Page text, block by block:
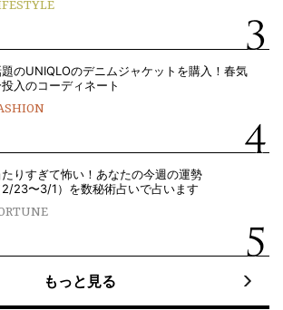
のUNIQLOのデニムジャケットを購入！春気
入のコーディネート
たりすぎて怖い！あなたの今週の運勢
2/23〜3/1）を数秘術占いで占います
もっと見る